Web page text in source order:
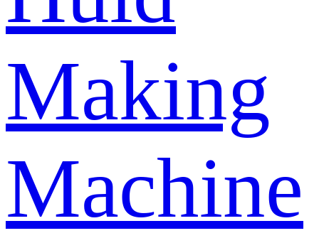
Making
Machine